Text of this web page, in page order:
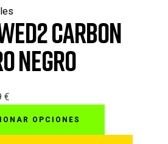
la
página
CARBON
NEGRO
€
OPCIONES